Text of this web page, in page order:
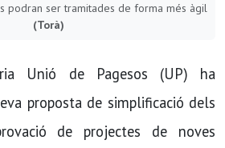
podran ser tramitades de forma més àgil
(Torà)
Unió de Pagesos (UP) ha
proposta de simplificació dels
de projectes de noves